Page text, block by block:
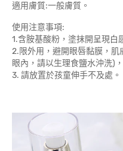
適用膚質:一般膚質。
使用注意事項:
1.含胺基酸粉，塗抹開呈現白
2.限外用，避開眼唇黏膜，肌
眼內，請以生理食鹽水沖洗)
3. 請放置於孩童伸手不及處。